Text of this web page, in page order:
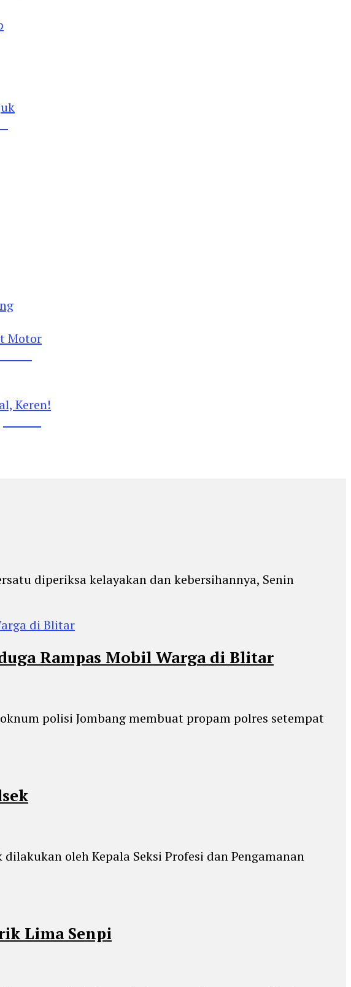
diperiksa kelayakan dan kebersihannya, Senin
Rampas Mobil Warga di Blitar
polisi Jombang membuat propam polres setempat
oleh Kepala Seksi Profesi dan Pengamanan
Lima Senpi